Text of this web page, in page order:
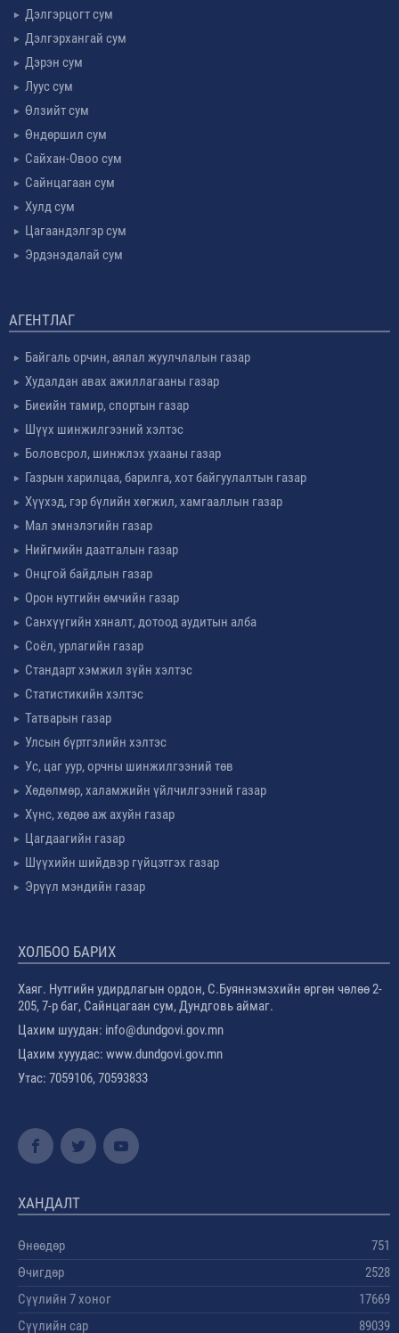
Дэлгэрцогт сум
Дэлгэрхангай сум
Дэрэн сум
Луус сум
Өлзийт сум
Өндөршил сум
Сайхан-Овоо сум
Сайнцагаан сум
Хулд сум
Цагаандэлгэр сум
Эрдэнэдалай сум
АГЕНТЛАГ
Байгаль орчин, аялал жуулчлалын газар
Худалдан авах ажиллагааны газар
Биеийн тамир, спортын газар
Шүүх шинжилгээний хэлтэс
Боловсрол, шинжлэх ухааны газар
Газрын харилцаа, барилга, хот байгуулалтын газар
Хүүхэд, гэр бүлийн хөгжил, хамгааллын газар
Мал эмнэлэгийн газар
Нийгмийн даатгалын газар
Онцгой байдлын газар
Орон нутгийн өмчийн газар
Санхүүгийн хяналт, дотоод аудитын алба
Соёл, урлагийн газар
Стандарт хэмжил зүйн хэлтэс
Статистикийн хэлтэс
Татварын газар
Улсын бүртгэлийн хэлтэс
Ус, цаг уур, орчны шинжилгээний төв
Хөдөлмөр, халамжийн үйлчилгээний газар
Хүнс, хөдөө аж ахуйн газар
Цагдаагийн газар
Шүүхийн шийдвэр гүйцэтгэх газар
Эрүүл мэндийн газар
ХОЛБОО БАРИХ
Хаяг. Нутгийн удирдлагын ордон, С.Буяннэмэхийн өргөн чөлөө 2-
205, 7-р баг, Сайнцагаан сум, Дундговь аймаг.
Цахим шуудан: info@dundgovi.gov.mn
Цахим хууудас: www.dundgovi.gov.mn
Утас: 7059106, 70593833
ХАНДАЛТ
Өнөөдөр
751
Өчигдөр
2528
Сүүлийн 7 хоног
17669
Сүүлийн сар
89039